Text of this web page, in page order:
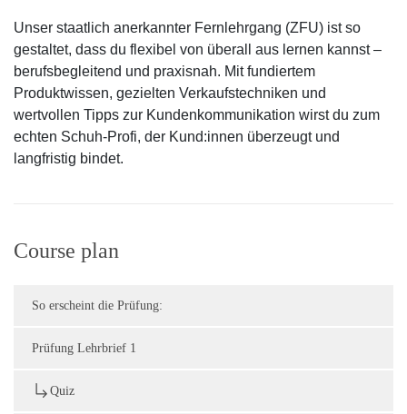
Unser staatlich anerkannter Fernlehrgang (ZFU) ist so
gestaltet, dass du flexibel von überall aus lernen kannst –
berufsbegleitend und praxisnah. Mit fundiertem
Produktwissen, gezielten Verkaufstechniken und
wertvollen Tipps zur Kundenkommunikation wirst du zum
echten Schuh-Profi, der Kund:innen überzeugt und
langfristig bindet.
Course plan
So erscheint die Prüfung:
Prüfung Lehrbrief 1
Quiz